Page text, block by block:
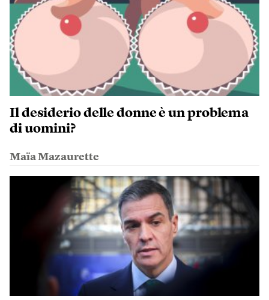
Il desiderio delle donne è un problema
di uomini?
Maïa Mazaurette